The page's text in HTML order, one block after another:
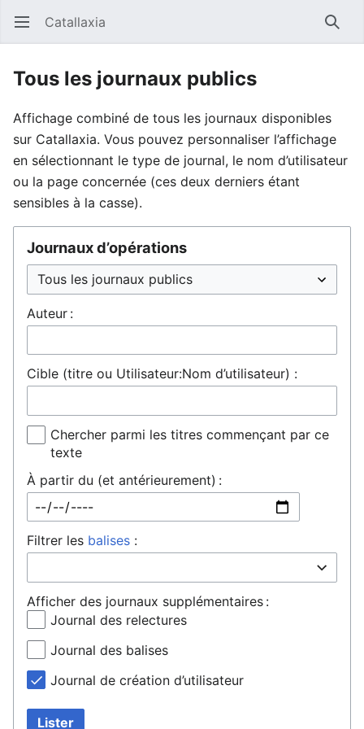
Ouvrir le menu principal Catallaxia
Tous les journaux publics
Affichage combiné de tous les journaux disponibles
sur Catallaxia. Vous pouvez personnaliser l’affichage
en sélectionnant le type de journal, le nom d’utilisateur
ou la page concernée (ces deux derniers étant
sensibles à la casse).
Journaux d’opérations
Auteur :
Cible (titre ou Utilisateur:Nom d’utilisateur) :
Chercher parmi les titres commençant par ce
texte
À partir du (et antérieurement) :
Filtrer les balises :
Afficher des journaux supplémentaires :
Journal des relectures
Journal des balises
Journal de création d’utilisateur
Lister